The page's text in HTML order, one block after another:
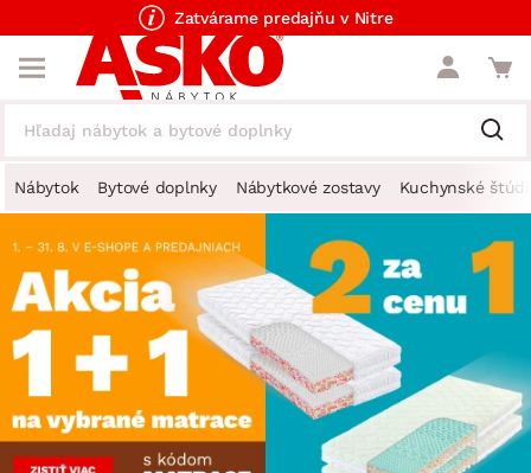
Zatvárame predajňu v Nitre
Nábytok Bytové doplnky Nábytkové zostavy Kuchynské